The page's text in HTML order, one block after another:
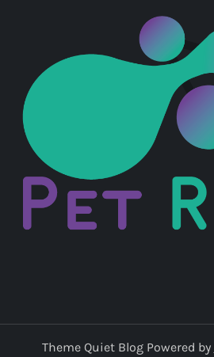
Theme Quiet Blog Powered by